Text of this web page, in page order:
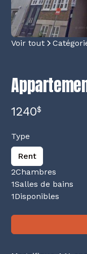
Voir tout
1240$
Type
Rent
2Chambres
1Salles de bains
1Disponibles